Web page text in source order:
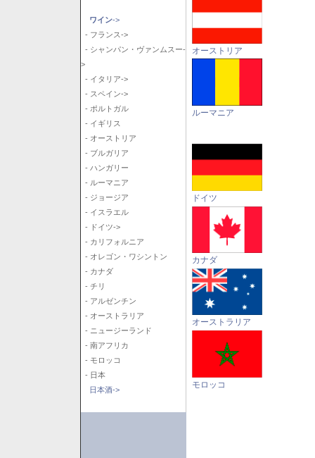
ワイン->
- フランス->
- シャンパン・ヴァンムスー-
>
- イタリア->
- スペイン->
- ポルトガル
- イギリス
- オーストリア
- ブルガリア
- ハンガリー
- ルーマニア
- ジョージア
- イスラエル
- ドイツ->
- カリフォルニア
- オレゴン・ワシントン
- カナダ
- チリ
- アルゼンチン
- オーストラリア
- ニュージーランド
- 南アフリカ
- モロッコ
- 日本
日本酒->
オーストリア
ルーマニア
ドイツ
カナダ
オーストラリア
モロッコ